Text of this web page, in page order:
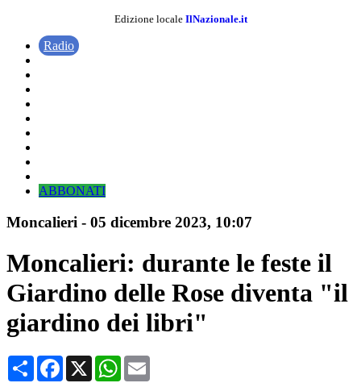
Edizione locale IlNazionale.it
Radio
ABBONATI
Moncalieri - 05 dicembre 2023, 10:07
Moncalieri: durante le feste il
Giardino delle Rose diventa "il
giardino dei libri"
CondividiFacebook
X WhatsApp